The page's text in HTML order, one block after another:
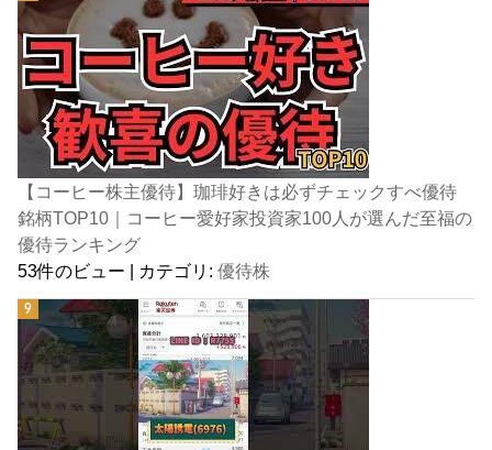
【コーヒー株主優待】珈琲好きは必ずチェックすべ優待
銘柄TOP10｜コーヒー愛好家投資家100人が選んだ至福の
優待ランキング
53件のビュー | カテゴリ:優待株